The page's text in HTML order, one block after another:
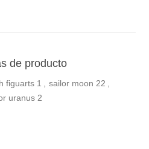
de producto
figuarts 1 sailor moon 22
uranus 2